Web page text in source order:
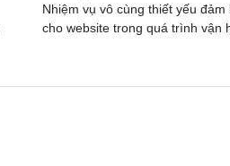
Nhiệm vụ vô cùng thiết yếu
cho website trong quá trình vận